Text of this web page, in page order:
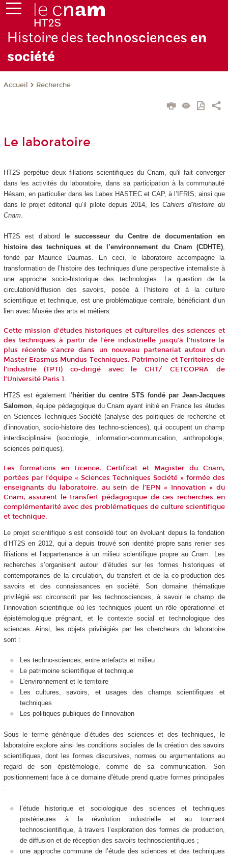
Histoire des technosciences en
société
Accueil Recherche
Le laboratoire
HT2S perpétue deux filiations scientifiques du Cnam, qu'il fait converger
dans les activités du laboratoire, dans sa participation à la communauté
Hésam, en particulier dans les Labex HASTEC et CAP, à l’IFRIS, ainsi que
dans le projet éditorial qu’il pilote depuis 2014, les Cahiers d’histoire du
Cnam.
HT2S est d’abord le successeur du Centre de documentation en
histoire des techniques et de l’environnement du Cnam (CDHTE),
fondé par Maurice Daumas. En ceci, le laboratoire accompagne la
transformation de l’histoire des techniques d’une perspective internaliste à
une approche socio-historique des technologies. La question de la
circulation/diffusion des savoirs, posée à l’histoire et à la culture
scientifique et technique, est une problématique centrale, bénéficiant d’un
lien avec Musée des arts et métiers.
Cette mission d’études historiques et culturelles des sciences et
des techniques à partir de l’ère industrielle jusqu’à l’histoire la
plus récente s’ancre dans un nouveau partenariat autour d’un
Master Erasmus Mundus Techniques, Patrimoine et Territoires de
l’industrie (TPTI) co-dirigé avec le CHT/ CETCOPRA de
l’Université Paris 1.
HT2S est également l’ héritier du centre STS fondé par Jean-Jacques
Salomon, équipe pédagogique du Cnam ayant initié en France les études
en Sciences-Techniques-Société (analyse des politiques de recherche et
d’innovation, socio-histoire des techno-sciences), qui occupent un champ
interdisciplinaire (sociologie, information-communication, anthropologie,
sciences politiques).
Les formations en Licence, Certificat et Magister du Cnam,
portées par l’équipe « Sciences Techniques Société » formée des
enseignants du laboratoire, au sein de l’EPN « Innovation » du
Cnam, assurent le transfert pédagogique de ces recherches en
complémentarité avec des problématiques de culture scientifique
et technique.
Le projet scientifique s’est consolidé tout en évoluant depuis la fondation
d’HT2S en 2012, qui a depuis trouvé son identité propre sans renier ses
filiations et l’appartenance à un milieu scientifique propre au Cnam. Les
recherches s’organisent autour d’études sur les formes historiques et
contemporaines de la circulation, du transfert et de la co-production des
savoirs et des connaissances en société. Son domaine thématique
privilégié est circonscrit par les technosciences, à savoir le champ de
l’innovation scientifique où les techniques jouent un rôle opérationnel et
épistémologique prégnant, et le contexte social et technologique des
sciences. Ainsi, les objets privilégiés par les chercheurs du laboratoire
sont :
Les techno-sciences, entre artefacts et milieu
Le patrimoine scientifique et technique
L'environnement et le territoire
Les cultures, savoirs, et usages des champs scientifiques et
techniques
Les politiques publiques de l'innovation
Sous le terme générique d’études des sciences et des techniques, le
laboratoire explore ainsi les conditions sociales de la création des savoirs
scientifiques, dont les formes discursives, normes ou argumentations au
regard de son épistémologie, comme de sa communication. Son
positionnement face à ce domaine d'étude prend quatre formes principales
:
l’étude historique et sociologique des sciences et techniques
postérieures à la révolution industrielle et au tournant
technoscientifique, à travers l’exploration des formes de production,
de diffusion et de réception des savoirs technoscientifiques ;
une approche commune de l’étude des sciences et des techniques